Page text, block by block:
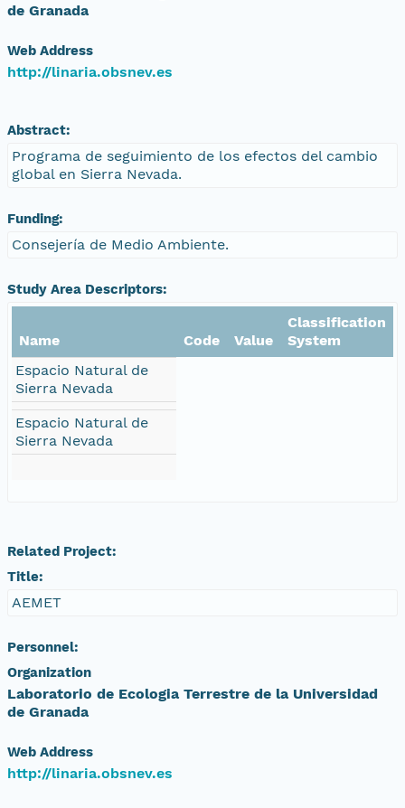
de Granada
Web Address
http://linaria.obsnev.es
Abstract:
Programa de seguimiento de los efectos del cambio
global en Sierra Nevada.
Funding:
Consejería de Medio Ambiente.
Study Area Descriptors:
Name Code Value
Classification
System
Espacio Natural de
Sierra Nevada
Espacio Natural de
Sierra Nevada
Related Project:
Title:
AEMET
Personnel:
Organization
Laboratorio de Ecologia Terrestre de la Universidad
de Granada
Web Address
http://linaria.obsnev.es